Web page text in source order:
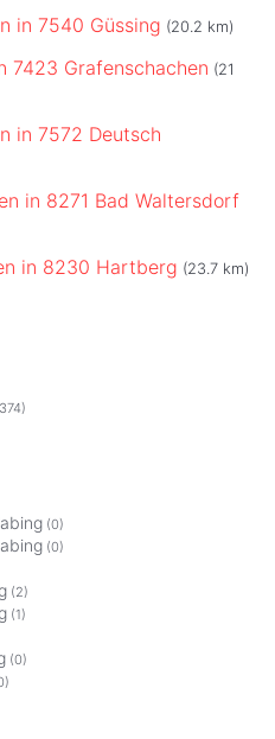
in 7540 Güssing (20.2 km)
7423 Grafenschachen (21
in 7572 Deutsch
in 8271 Bad Waltersdorf
in 8230 Hartberg (23.7 km)
(0)
(0)
(2)
(1)
(0)